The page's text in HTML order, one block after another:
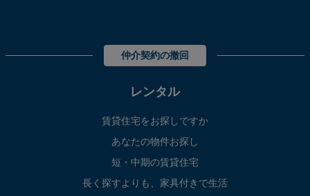
仲介契約の撤回
レンタル
賃貸住宅をお探しですか
あなたの物件お探し
短・中期の賃貸住宅
長く探すよりも、家具付きで生活